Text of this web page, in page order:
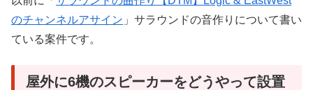
のチャンネルアサイン 」サラウンドの音作りについて書い
ている案件です。
屋外に6機のスピーカーをどうやって設置